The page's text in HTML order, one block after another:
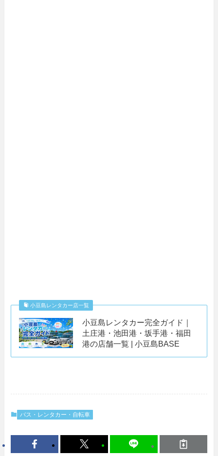
小豆島レンタカー店一覧
小豆島レンタカー完全ガイド｜
土庄港・池田港・坂手港・福田
港の店舗一覧 | 小豆島BASE
バス・レンタカー・自転車